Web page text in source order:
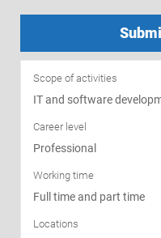
Scope of activities
IT and software
Career level
Professional
Working time
Full time and part time
Locations